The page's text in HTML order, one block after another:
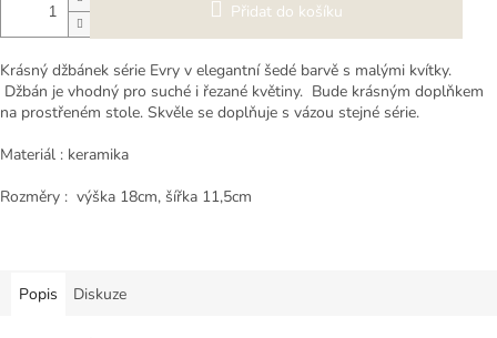
Přidat do košíku
Krásný džbánek série Evry v elegantní šedé barvě s malými kvítky.
Džbán je vhodný pro suché i řezané květiny. Bude krásným doplňkem
na prostřeném stole. Skvěle se doplňuje s vázou stejné série.
Materiál : keramika
Rozměry : výška 18cm, šířka 11,5cm
Popis Diskuze